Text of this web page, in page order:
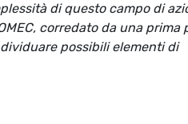
di questo campo di
corredato da una prima
possibili elementi di